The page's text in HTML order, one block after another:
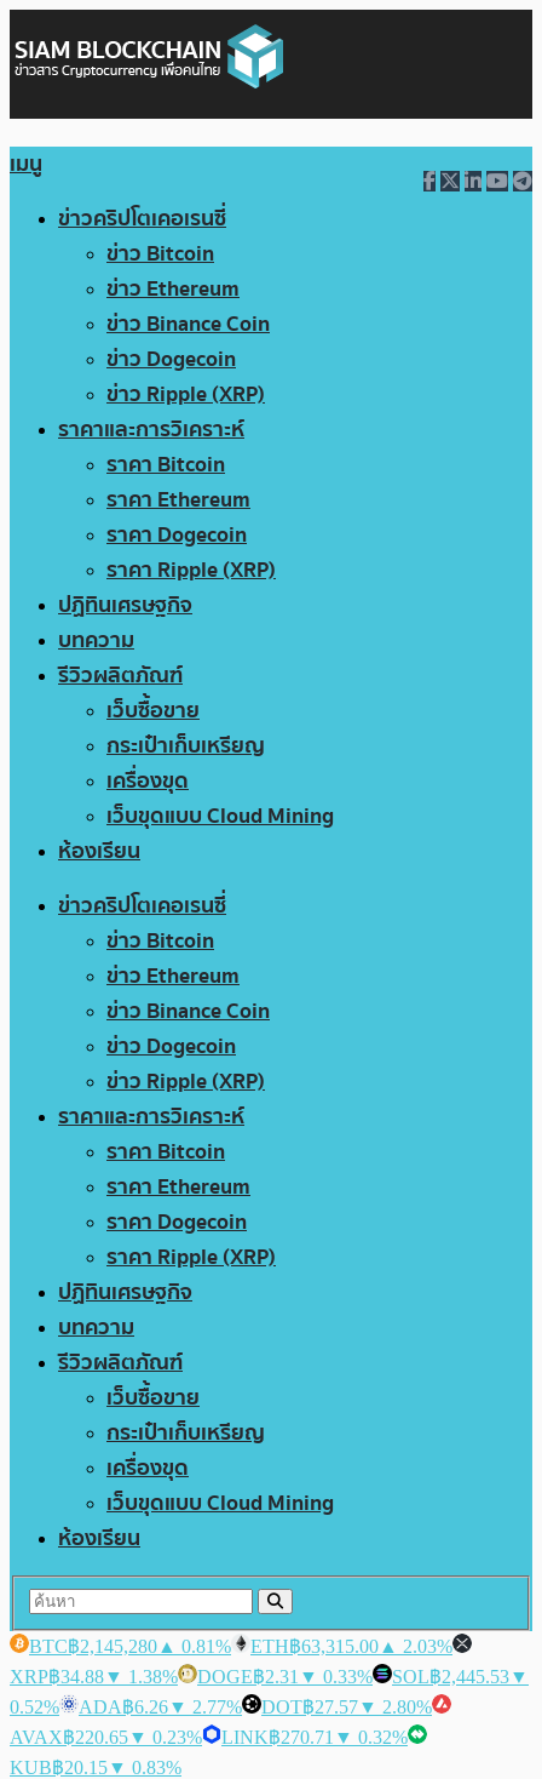
เมนู
ข่าวคริปโตเคอเรนซี่
ข่าว Bitcoin
ข่าว Ethereum
ข่าว Binance Coin
ข่าว Dogecoin
ข่าว Ripple (XRP)
ราคาและการวิเคราะห์
ราคา Bitcoin
ราคา Ethereum
ราคา Dogecoin
ราคา Ripple (XRP)
ปฏิทินเศรษฐกิจ
บทความ
รีวิวผลิตภัณฑ์
เว็บซื้อขาย
กระเป๋าเก็บเหรียญ
เครื่องขุด
เว็บขุดแบบ Cloud Mining
ห้องเรียน
ข่าวคริปโตเคอเรนซี่
ข่าว Bitcoin
ข่าว Ethereum
ข่าว Binance Coin
ข่าว Dogecoin
ข่าว Ripple (XRP)
ราคาและการวิเคราะห์
ราคา Bitcoin
ราคา Ethereum
ราคา Dogecoin
ราคา Ripple (XRP)
ปฏิทินเศรษฐกิจ
บทความ
รีวิวผลิตภัณฑ์
เว็บซื้อขาย
กระเป๋าเก็บเหรียญ
เครื่องขุด
เว็บขุดแบบ Cloud Mining
ห้องเรียน
BTC฿2,145,280 ▲ 0.81% ETH฿63,315.00 ▲ 2.03%
XRP฿34.88▼ 1.38% DOGE฿2.31 ▼ 0.33% SOL฿2,445.53▼
0.52%
ADA฿6.26▼ 2.77% DOT฿27.57▼ 2.80%
AVAX฿220.65▼ 0.23% LINK฿270.71 ▼ 0.32%
KUB฿20.15▼ 0.83%